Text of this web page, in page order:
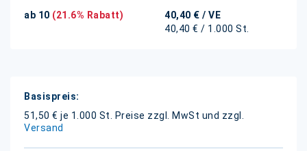
ab 10 (21.6% Rabatt) 40,40 € / VE
40,40 € / 1.000 St.
Weitere
Informationen
51,50 € je 1.000 St.
Preise zzgl. MwSt und zzgl.
Versand